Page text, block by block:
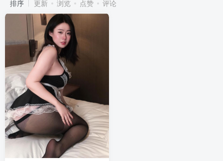
排序 更新 浏览 点赞 评论